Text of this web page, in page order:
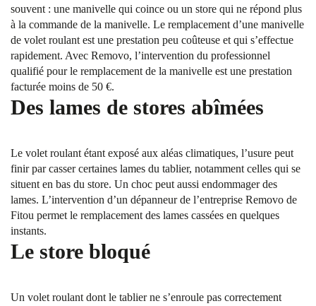
souvent : une manivelle qui coince ou un store qui ne répond plus
à la commande de la manivelle. Le remplacement d’une manivelle
de volet roulant est une prestation peu coûteuse et qui s’effectue
rapidement. Avec Removo, l’intervention du professionnel
qualifié pour le remplacement de la manivelle est une prestation
facturée moins de 50 €.
Des lames de stores abîmées
Le volet roulant étant exposé aux aléas climatiques, l’usure peut
finir par casser certaines lames du tablier, notamment celles qui se
situent en bas du store. Un choc peut aussi endommager des
lames. L’intervention d’un dépanneur de l’entreprise Removo de
Fitou permet le remplacement des lames cassées en quelques
instants.
Le store bloqué
Un volet roulant dont le tablier ne s’enroule pas correctement